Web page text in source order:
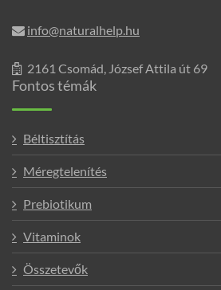
info@naturalhelp.hu
2161 Csomád, József Attila út 69
Fontos témák
Béltisztítás
Méregtelenítés
Prebiotikum
Vitaminok
Összetevők